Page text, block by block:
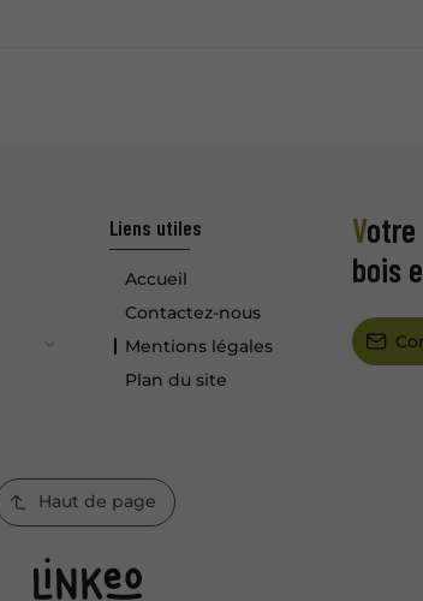
Liens utiles
Accueil
Contactez-nous
Mentions légales
Plan du site
Votre partenaire pour la construction
bois
Haut de page